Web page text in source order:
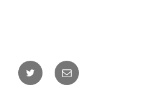
Twitter
メ
ー